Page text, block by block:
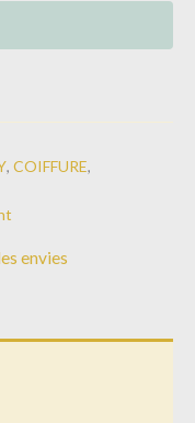
, COIFFURE,
envies